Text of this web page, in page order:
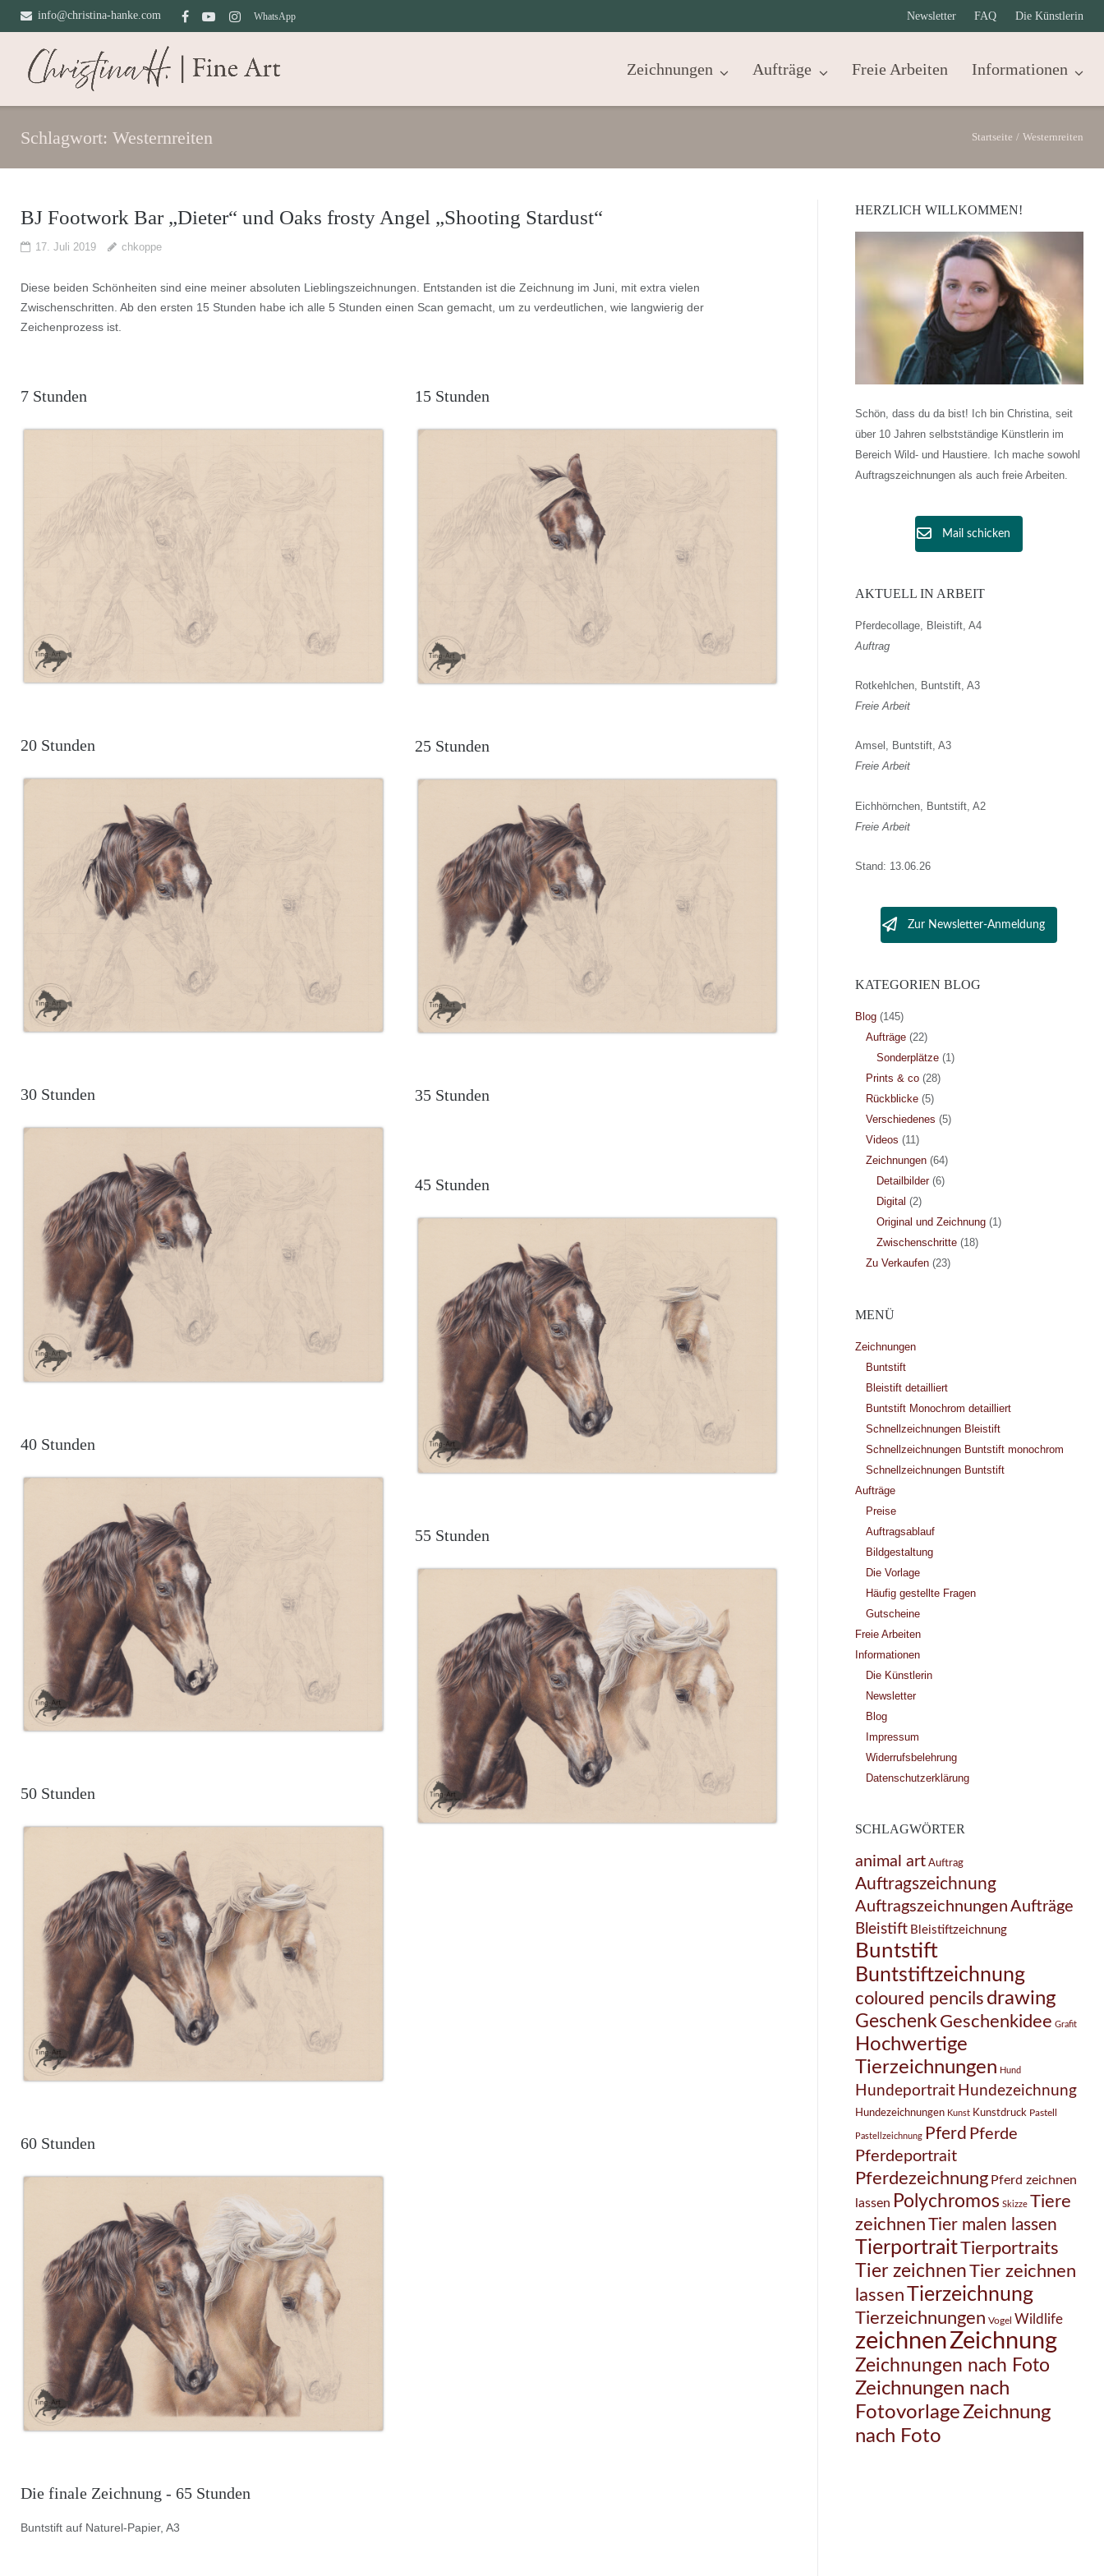
Direkt
info@christina-hanke.com WhatsApp Newsletter FAQ Die Künstlerin
Zeichnungen Aufträge Freie Arbeiten Informationen
Schlagwort: Westernreiten Startseite / Westernreiten
BJ Footwork Bar „Dieter“ und Oaks frosty Angel „Shooting Stardust“
17. Juli 2019 chkoppe
Diese beiden Schönheiten sind eine meiner absoluten Lieblingszeichnungen. Entstanden ist die Zeichnung im Juni, mit extra vielen
Zwischenschritten. Ab den ersten 15 Stunden habe ich alle 5 Stunden einen Scan gemacht, um zu verdeutlichen, wie langwierig der
Zeichenprozess ist.
7 Stunden
20 Stunden
30 Stunden
40 Stunden
50 Stunden
60 Stunden
15 Stunden
25 Stunden
35 Stunden
45 Stunden
55 Stunden
Die finale Zeichnung - 65 Stunden
Buntstift auf Naturel-Papier, A3
HERZLICH WILLKOMMEN!
Schön, dass du da bist! Ich bin Christina, seit
über 10 Jahren selbstständige Künstlerin im
Bereich Wild- und Haustiere. Ich mache sowohl
Auftragszeichnungen als auch freie Arbeiten.
Mail schicken
AKTUELL IN ARBEIT
Pferdecollage, Bleistift, A4
Auftrag
Rotkehlchen, Buntstift, A3
Freie Arbeit
Amsel, Buntstift, A3
Freie Arbeit
Eichhörnchen, Buntstift, A2
Freie Arbeit
Stand: 13.06.26
Zur Newsletter-Anmeldung
KATEGORIEN BLOG
Blog(145)
Aufträge(22)
Sonderplätze(1)
Prints & co(28)
Rückblicke(5)
Verschiedenes (5)
Videos (11)
Zeichnungen(64)
Detailbilder(6)
Digital (2)
Original und Zeichnung(1)
Zwischenschritte(18)
Zu Verkaufen(23)
MENÜ
Zeichnungen
Buntstift
Bleistift detailliert
Buntstift Monochrom detailliert
Schnellzeichnungen Bleistift
Schnellzeichnungen Buntstift monochrom
Schnellzeichnungen Buntstift
Aufträge
Preise
Auftragsablauf
Bildgestaltung
Die Vorlage
Häufig gestellte Fragen
Gutscheine
Freie Arbeiten
Informationen
Die Künstlerin
Newsletter
Blog
Impressum
Widerrufsbelehrung
Datenschutzerklärung
SCHLAGWÖRTER
animal art Auftrag
Auftragszeichnung
Auftragszeichnungen Aufträge
Bleistift Bleistiftzeichnung
Buntstift
Buntstiftzeichnung
coloured pencils drawing
Geschenk Geschenkidee Grafit
Hochwertige
Tierzeichnungen Hund
Hundeportrait Hundezeichnung
Hundezeichnungen Kunst Kunstdruck Pastell
Pastellzeichnung Pferd Pferde
Pferdeportrait
Pferdezeichnung Pferd zeichnen
lassen Polychromos Skizze Tiere
zeichnenTier malen lassen
TierportraitTierportraits
Tier zeichnenTier zeichnen
lassenTierzeichnung
Tierzeichnungen Vogel Wildlife
zeichnenZeichnung
Zeichnungen nach Foto
Zeichnungen nach
FotovorlageZeichnung
nach Foto